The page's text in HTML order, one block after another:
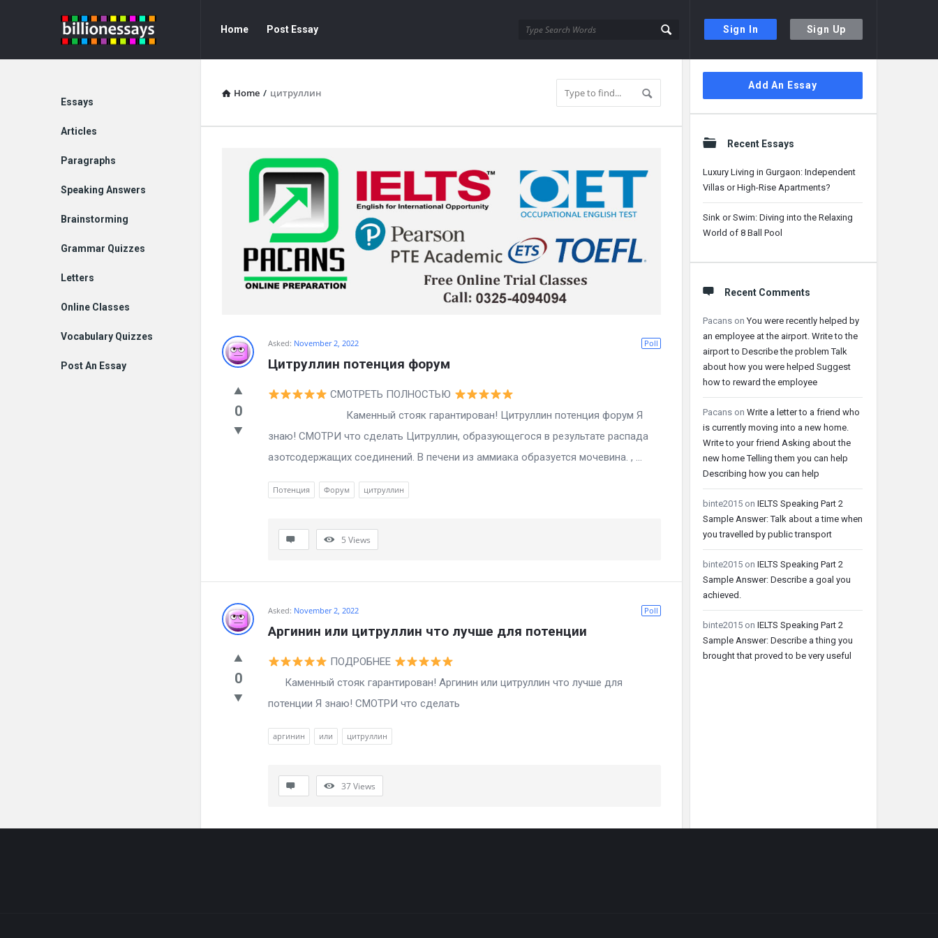
Sign In Sign Up
Billion
Essays
Essays
Navigation
Home Post Essay
Home / цитруллин
Billion
Essays
Latest
Questions
Poll
Asked: November 2, 2022
Цитруллин потенция форум
0
СМОТРЕТЬ ПОЛНОСТЬЮ
Каменный стояк гарантирован! Цитруллин потенция форум Я
знаю! СМОТРИ что сделать Цитруллин, образующегося в результате распада
азотсодержащих соединений. В печени из аммиака образуется мочевина. , ...
Потенция Форум цитруллин
5 Views
Poll
Asked: November 2, 2022
Аргинин или цитруллин что лучше для потенции
0
ПОДРОБНЕЕ
Каменный стояк гарантирован! Аргинин или цитруллин что лучше для
потенции Я знаю! СМОТРИ что сделать
аргинин или цитруллин
37Views
Sidebar
Add An Essay
Recent Essays
Luxury Living in Gurgaon: Independent
Villas or High-Rise Apartments?
Sink or Swim: Diving into the Relaxing
World of 8 Ball Pool
Recent Comments
Pacans onYou were recently helped by
an employee at the airport. Write to the
airport to Describe the problem Talk
about how you were helped Suggest
how to reward the employee
Pacans on Write a letter to a friend who
is currently moving into a new home.
Write to your friend Asking about the
new home Telling them you can help
Describing how you can help
binte2015 on IELTS Speaking Part 2
Sample Answer: Talk about a time when
you travelled by public transport
binte2015 on IELTS Speaking Part 2
Sample Answer: Describe a goal you
achieved.
binte2015 on IELTS Speaking Part 2
Sample Answer: Describe a thing you
brought that proved to be very useful
Explore
Essays
Articles
Paragraphs
Speaking Answers
Brainstorming
Grammar Quizzes
Letters
Online Classes
Vocabulary Quizzes
Post An Essay